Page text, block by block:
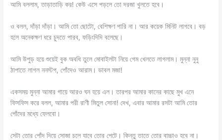
আমি বললাম, তাড়াতাড়ি কর! কেউ এসে পড়লে তো দরজা খুলতে হবে।
ও বলল, দাঁড়া দাঁড়া। আমি তো ছোটো, বেশিক্ষণ পারি না। আর কয়েক মিনিট লাগবে। বড়
হলে অনেকক্ষণ ধরে চুদতে পারব, ফড়িংদিদি বলেছে।
আমি উপুড় হয়ে শুয়েই বুক অবধি তুলে মোবাইলটা নিয়ে গেম খেলতে লাগলাম। মুন্না নুনু
ঠাপাতে লাগল ননস্টপ, পোঁদেও আরাম। ডাবল মজা!
একসময় মুন্না আমার গায়ে আরও ঘন হয়ে এল। তারপর আমার কানের কাছে মুখ এনে
ফিসফিস করে বলল, আমার পরী রাণী মিতুল সোনা! দেখ, এবার আমার রসটা আমি তোর
পোঁদের মধ্যে ফেলবো।
সেটা তোর পোঁদ দিয়ে সোজা চলে যাবে তোর পেটে। কিন্তু তাতে তোর বাচ্চাও হবে না।